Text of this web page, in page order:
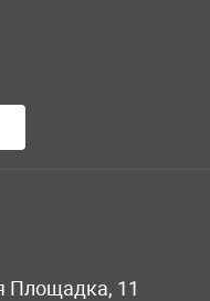
Площадка, 11